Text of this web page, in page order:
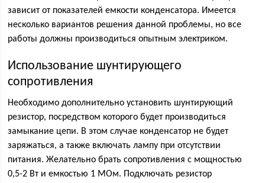
зависит от показателей емкости конденсатора. Имеется
несколько вариантов решения данной проблемы, но все
работы должны производиться опытным электриком.
Использование шунтирующего
сопротивления
Необходимо дополнительно установить шунтирующий
резистор, посредством которого будет производиться
замыкание цепи. В этом случае конденсатор не будет
заряжаться, а также включать лампу при отсутствии
питания. Желательно брать сопротивления с мощностью
0,5-2 Вт и емкостью 1 МОм. Подключать резистор